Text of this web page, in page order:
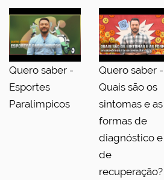
Quero saber -
Esportes
Paralímpicos
Quero saber -
Quais são os
sintomas e as
formas de
diagnóstico e
de
recuperação?